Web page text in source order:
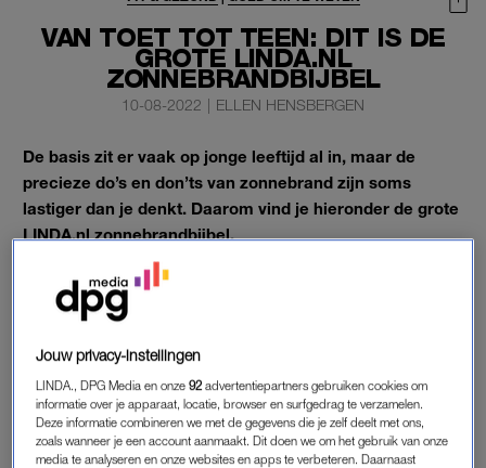
VAN TOET TOT TEEN: DIT IS DE
GROTE LINDA.NL
ZONNEBRANDBIJBEL
10-08-2022 | ELLEN HENSBERGEN
De basis zit er vaak op jonge leeftijd al in, maar de
precieze do’s en don’ts van zonnebrand zijn soms
lastiger dan je denkt. Daarom vind je hieronder de grote
LINDA.nl zonnebrandbijbel.
Met al onze tips, van toet tot teen.
ALLES OVER ZONNEBRAND
Wat is het verschil tussen SPF 15 en 50? Hoe zit het met
verschillende huidskleuren? Moet je je gezicht écht elke dag
insmeren, ook als het bewolkt is?Alle antwoorden op deze
vragen – en meer – vind je in deze Q&A.
Jouw privacy-instellingen
LINDA., DPG Media en onze92 advertentiepartners gebruiken cookies om
informatie over je apparaat, locatie, browser en surfgedrag te verzamelen.
Deze informatie combineren we met de gegevens die je zelf deelt met ons,
zoals wanneer je een account aanmaakt. Dit doen we om het gebruik van onze
media te analyseren en onze websites en apps te verbeteren. Daarnaast